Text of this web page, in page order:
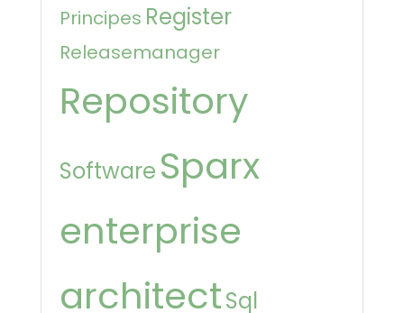
Principes Register
Releasemanager
Repository
Software Sparx
enterprise
architectSql